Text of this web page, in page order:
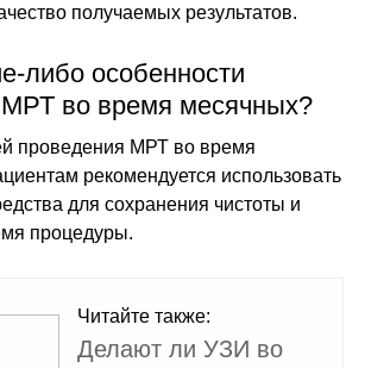
получаемых результатов.
либо особенности
во время месячных?
проведения МРТ во время
рекомендуется использовать
для сохранения чистоты и
процедуры.
Читайте также:
Делают ли УЗИ во